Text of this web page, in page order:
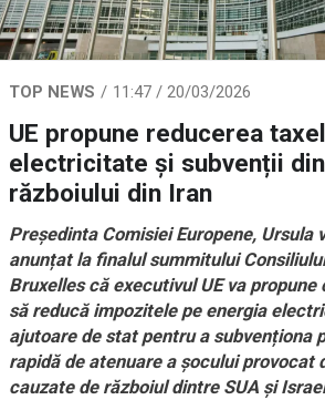
TOP NEWS 11:47 / 20/03/2026
UE propune reducerea
electricitate și subvenții
războiului din Iran
Președinta Comisiei Europene, Ursula
anunțat la finalul summitului
Bruxelles că executivul UE va
să reducă impozitele pe energia
ajutoare de stat pentru a subvenționa
rapidă de atenuare a șocului provocat
cauzate de războiul dintre SUA și